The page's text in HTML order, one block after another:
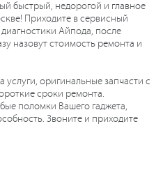
быстрый, недорогой и главное
Приходите в сервисный
Айпода, после
назовут стоимость ремонта и
оригинальные запчасти с
сроки ремонта.
поломки Вашего гаджета,
Звоните и приходите